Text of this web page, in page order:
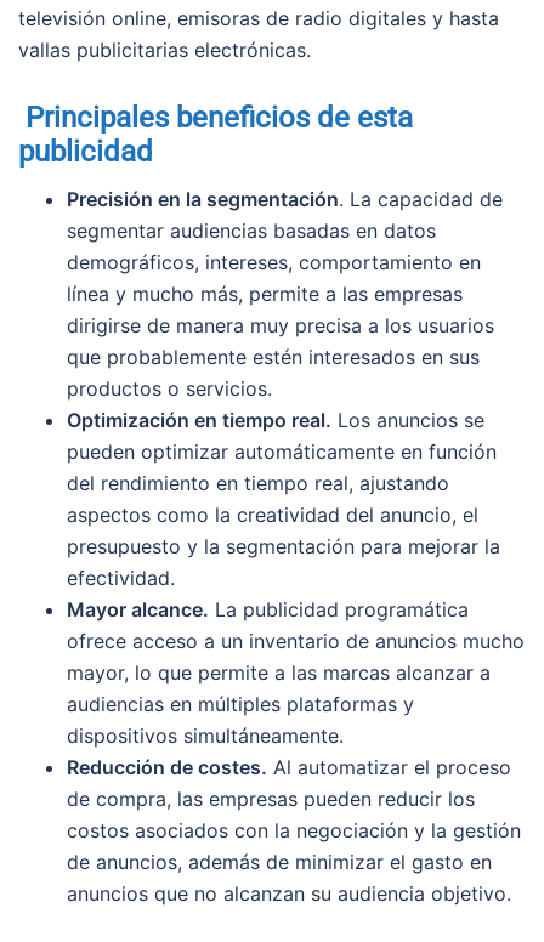
televisión online, emisoras de radio digitales y hasta
vallas publicitarias electrónicas.
Principales beneficios de esta
publicidad
Precisión en la segmentación. La capacidad de
segmentar audiencias basadas en datos
demográficos, intereses, comportamiento en
línea y mucho más, permite a las empresas
dirigirse de manera muy precisa a los usuarios
que probablemente estén interesados en sus
productos o servicios.
Optimización en tiempo real. Los anuncios se
pueden optimizar automáticamente en función
del rendimiento en tiempo real, ajustando
aspectos como la creatividad del anuncio, el
presupuesto y la segmentación para mejorar la
efectividad.
Mayor alcance. La publicidad programática
ofrece acceso a un inventario de anuncios mucho
mayor, lo que permite a las marcas alcanzar a
audiencias en múltiples plataformas y
dispositivos simultáneamente.
Reducción de costes. Al automatizar el proceso
de compra, las empresas pueden reducir los
costos asociados con la negociación y la gestión
de anuncios, además de minimizar el gasto en
anuncios que no alcanzan su audiencia objetivo.